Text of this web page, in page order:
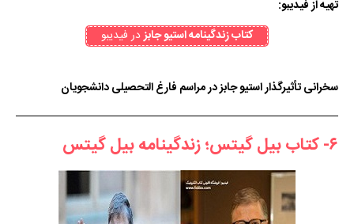
تهیه از فیدیبو:
کتاب زندگینامه استیو جابزدر فیدیبو
سخرانی تأثیرگذار استیو جابز در مراسم فارغ التحصیلی دانشجویان
۶- کتاب بیل گیتس؛ زندگینامه بیل گیتس